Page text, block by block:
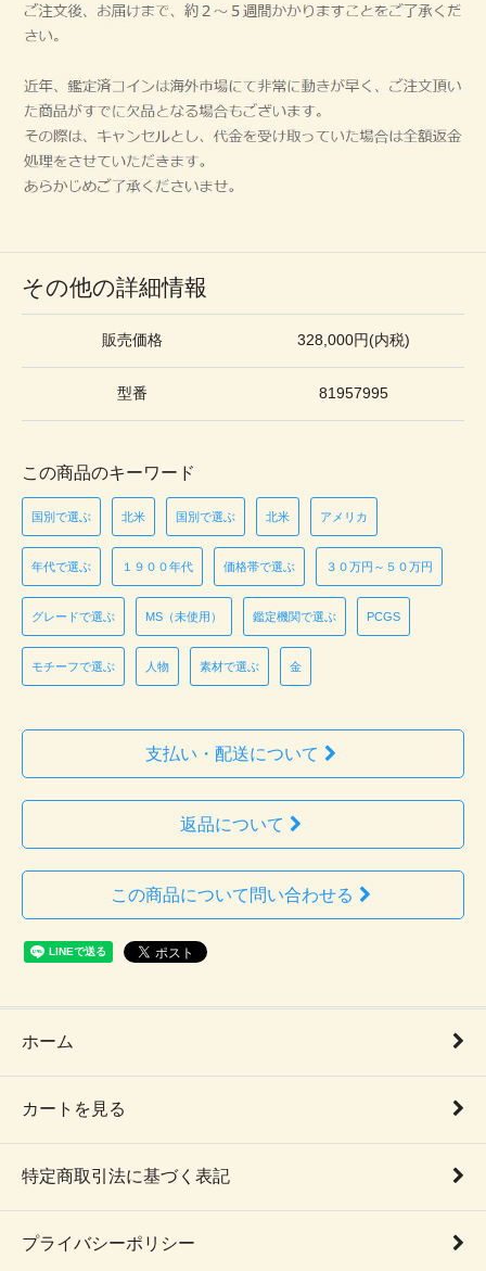
その他の詳細情報
販売価格 328,000円(内税)
型番 81957995
この商品のキーワード
国別で選ぶ 北米 国別で選ぶ 北米 アメリカ
年代で選ぶ １９００年代 価格帯で選ぶ ３０万円～５０万円
グレードで選ぶ MS（未使用） 鑑定機関で選ぶ PCGS
モチーフで選ぶ 人物 素材で選ぶ 金
支払い・配送について
返品について
この商品について問い合わせる
ホーム
カートを見る
特定商取引法に基づく表記
プライバシーポリシー